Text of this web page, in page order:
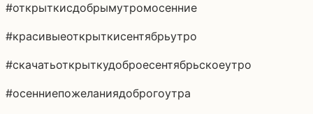
#открыткисдобрымутромосенние
#красивыеоткрыткисентябрьутро
#скачатьоткрыткудоброесентябрьскоеутро
#осенниепожеланиядоброгоутра